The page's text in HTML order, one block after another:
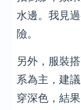
水邊。我見
險。
另外，服裝
系為主，建
穿深色，結